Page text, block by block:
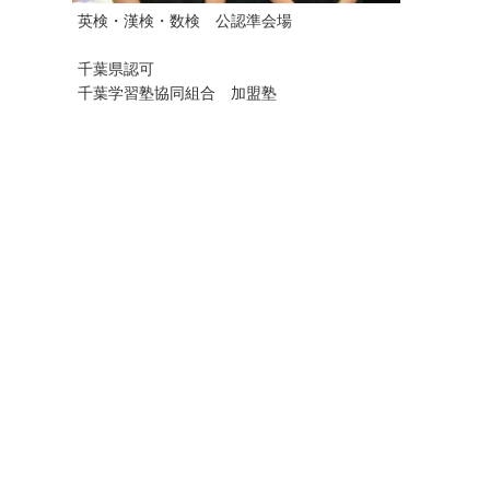
英検・漢検・数検 公認準会場
千葉県認可
千葉学習塾協同組合 加盟塾